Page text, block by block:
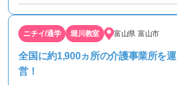
ニチイ/通学 堀川教室 富山県 富山市
全国に約1,900ヵ所の介護事業所を運
営！